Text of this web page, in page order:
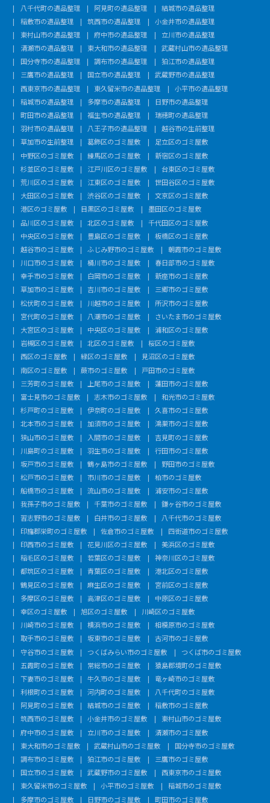
八千代町の遺品整理
阿見町の遺品整理
結城市の遺品整理
稲敷市の遺品整理
筑西市の遺品整理
小金井市の遺品整理
東村山市の遺品整理
府中市の遺品整理
立川市の遺品整理
清瀬市の遺品整理
東大和市の遺品整理
武蔵村山市の遺品整理
国分寺市の遺品整理
調布市の遺品整理
狛江市の遺品整理
三鷹市の遺品整理
国立市の遺品整理
武蔵野市の遺品整理
西東京市の遺品整理
東久留米市の遺品整理
小平市の遺品整理
稲城市の遺品整理
多摩市の遺品整理
日野市の遺品整理
町田市の遺品整理
福生市の遺品整理
瑞穂町の遺品整理
羽村市の遺品整理
八王子市の遺品整理
越谷市の生前整理
草加市の生前整理
葛飾区のゴミ屋敷
足立区のゴミ屋敷
中野区のゴミ屋敷
練馬区のゴミ屋敷
新宿区のゴミ屋敷
杉並区のゴミ屋敷
江戸川区のゴミ屋敷
台東区のゴミ屋敷
荒川区のゴミ屋敷
江東区のゴミ屋敷
世田谷区のゴミ屋敷
大田区のゴミ屋敷
渋谷区のゴミ屋敷
文京区のゴミ屋敷
港区のゴミ屋敷
目黒区のゴミ屋敷
墨田区のゴミ屋敷
品川区のゴミ屋敷
北区のゴミ屋敷
千代田区のゴミ屋敷
中央区のゴミ屋敷
豊島区のゴミ屋敷
板橋区のゴミ屋敷
越谷市のゴミ屋敷
ふじみ野市のゴミ屋敷
朝霞市のゴミ屋敷
川口市のゴミ屋敷
桶川市のゴミ屋敷
春日部市のゴミ屋敷
幸手市のゴミ屋敷
白岡市のゴミ屋敷
新座市のゴミ屋敷
草加市のゴミ屋敷
吉川市のゴミ屋敷
三郷市のゴミ屋敷
松伏町のゴミ屋敷
川越市のゴミ屋敷
所沢市のゴミ屋敷
宮代町のゴミ屋敷
八潮市のゴミ屋敷
さいたま市のゴミ屋敷
大宮区のゴミ屋敷
中央区のゴミ屋敷
浦和区のゴミ屋敷
岩槻区のゴミ屋敷
北区のゴミ屋敷
桜区のゴミ屋敷
西区のゴミ屋敷
緑区のゴミ屋敷
見沼区のゴミ屋敷
南区のゴミ屋敷
蕨市のゴミ屋敷
戸田市のゴミ屋敷
三芳町のゴミ屋敷
上尾市のゴミ屋敷
蓮田市のゴミ屋敷
富士見市のゴミ屋敷
志木市のゴミ屋敷
和光市のゴミ屋敷
杉戸町のゴミ屋敷
伊奈町のゴミ屋敷
久喜市のゴミ屋敷
北本市のゴミ屋敷
加須市のゴミ屋敷
鴻巣市のゴミ屋敷
狭山市のゴミ屋敷
入間市のゴミ屋敷
吉見町のゴミ屋敷
川島町のゴミ屋敷
羽生市のゴミ屋敷
行田市のゴミ屋敷
坂戸市のゴミ屋敷
鶴ヶ島市のゴミ屋敷
野田市のゴミ屋敷
松戸市のゴミ屋敷
市川市のゴミ屋敷
柏市のゴミ屋敷
船橋市のゴミ屋敷
流山市のゴミ屋敷
浦安市のゴミ屋敷
我孫子市のゴミ屋敷
千葉市のゴミ屋敷
鎌ヶ谷市のゴミ屋敷
習志野市のゴミ屋敷
白井市のゴミ屋敷
八千代市のゴミ屋敷
印旛郡栄町のゴミ屋敷
佐倉市のゴミ屋敷
四街道市のゴミ屋敷
印西市のゴミ屋敷
花見川区のゴミ屋敷
美浜区のゴミ屋敷
稲毛区のゴミ屋敷
若葉区のゴミ屋敷
神奈川区のゴミ屋敷
都筑区のゴミ屋敷
青葉区のゴミ屋敷
港北区のゴミ屋敷
鶴見区のゴミ屋敷
麻生区のゴミ屋敷
宮前区のゴミ屋敷
多摩区のゴミ屋敷
高津区のゴミ屋敷
中原区のゴミ屋敷
幸区のゴミ屋敷
旭区のゴミ屋敷
川崎区のゴミ屋敷
川崎市のゴミ屋敷
横浜市のゴミ屋敷
相模原市のゴミ屋敷
取手市のゴミ屋敷
坂東市のゴミ屋敷
古河市のゴミ屋敷
守谷市のゴミ屋敷
つくばみらい市のゴミ屋敷
つくば市のゴミ屋敷
五霞町のゴミ屋敷
常総市のゴミ屋敷
猿島郡境町のゴミ屋敷
下妻市のゴミ屋敷
牛久市のゴミ屋敷
竜ヶ崎市のゴミ屋敷
利根町のゴミ屋敷
河内町のゴミ屋敷
八千代町のゴミ屋敷
阿見町のゴミ屋敷
結城市のゴミ屋敷
稲敷市のゴミ屋敷
筑西市のゴミ屋敷
小金井市のゴミ屋敷
東村山市のゴミ屋敷
府中市のゴミ屋敷
立川市のゴミ屋敷
清瀬市のゴミ屋敷
東大和市のゴミ屋敷
武蔵村山市のゴミ屋敷
国分寺市のゴミ屋敷
調布市のゴミ屋敷
狛江市のゴミ屋敷
三鷹市のゴミ屋敷
国立市のゴミ屋敷
武蔵野市のゴミ屋敷
西東京市のゴミ屋敷
東久留米市のゴミ屋敷
小平市のゴミ屋敷
稲城市のゴミ屋敷
多摩市のゴミ屋敷
日野市のゴミ屋敷 町田市のゴミ屋敷